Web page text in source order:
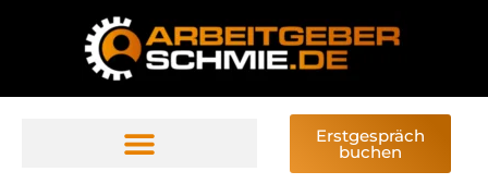
Erstgespräch
buchen